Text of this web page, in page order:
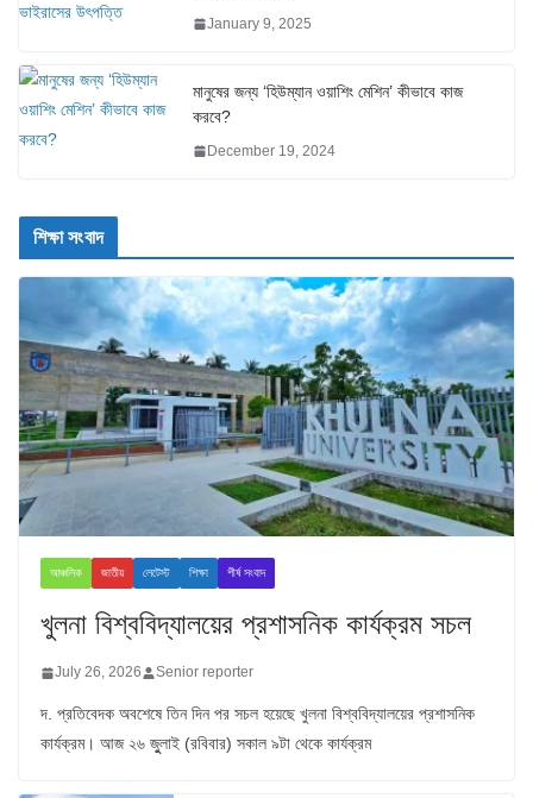
January 9, 2025
মানুষের জন্য ‘হিউম্যান ওয়াশিং মেশিন’ কীভাবে কাজ
করবে?
December 19, 2024
শিক্ষা সংবাদ
আঞ্চলিক জাতীয় লেটেস্ট শিক্ষা শীর্ষ সংবাদ
খুলনা বিশ্ববিদ্যালয়ের প্রশাসনিক কার্যক্রম সচল
July 26, 2026 Senior reporter
দ. প্রতিবেদক অবশেষে তিন দিন পর সচল হয়েছে খুলনা বিশ্ববিদ্যালয়ের প্রশাসনিক
কার্যক্রম। আজ ২৬ জুুলাই (রবিবার) সকাল ৯টা থেকে কার্যক্রম